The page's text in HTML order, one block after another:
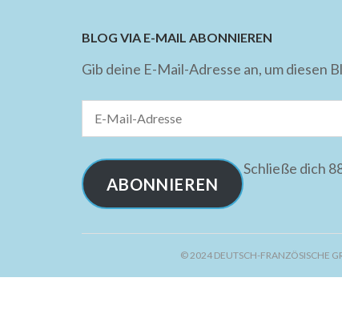
BLOG VIA E-MAIL ABONNIEREN
Gib deine E-Mail-Adresse an, um diesen
Mail-
ABONNIEREN
Schließe dich
© 2024 DEUTSCH-FRANZÖSISCHE